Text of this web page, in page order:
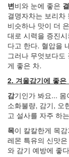
변비와 눈에 좋은
결명자차는 보리차
비슷하나 맛이 더
대로 시력을 증진
다고 한다. 혈압을
그러나 무엇보다도
게 좋은 차.
2. 겨울감기에 좋은
감기인가 봐요... 몸
소화불량, 감기, 오
고 설사를 자주 하
목이 칼칼한게 목감
레몬 특유의 신맛
와 감기 예방에 좋
상
장
마
소
라
사
2010
년
백
구
이
예